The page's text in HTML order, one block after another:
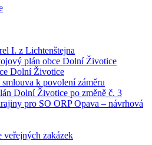
I. z Lichtenštejna
plán obce Dolní Životice
Dolní Životice
k povolení záměru
Dolní Životice po změně č. 3
pro SO ORP Opava – návrhová
veřejných zakázek